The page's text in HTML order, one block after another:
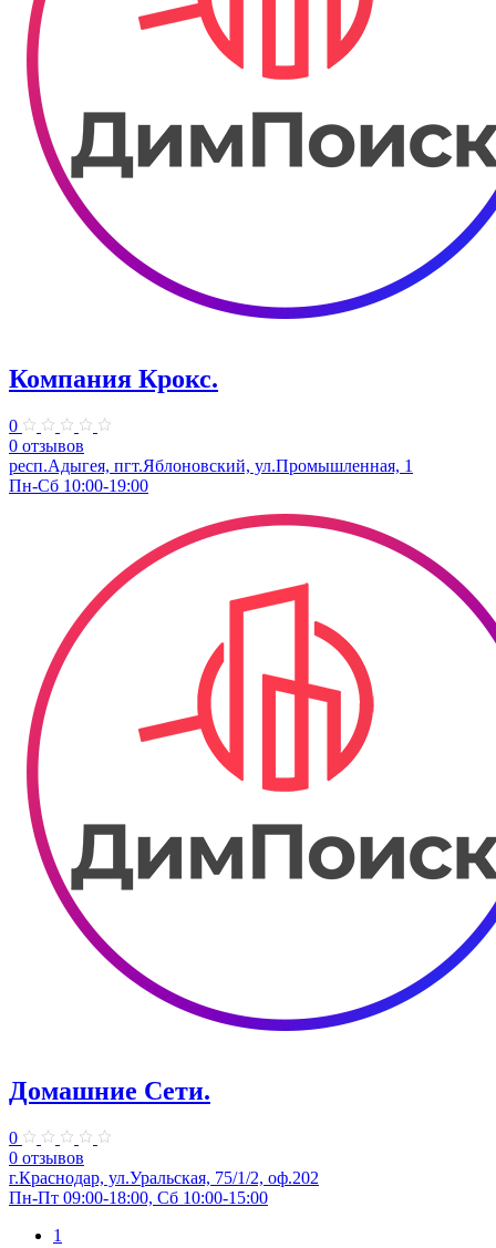
Компания Крокс.
0
0 отзывов
респ.Адыгея, пгт.Яблоновский, ул.Промышленная, 1
Пн-Сб 10:00-19:00
Домашние Сети.
0
0 отзывов
г.Краснодар, ул.Уральская, 75/1/2, оф.202
Пн-Пт 09:00-18:00, Сб 10:00-15:00
1